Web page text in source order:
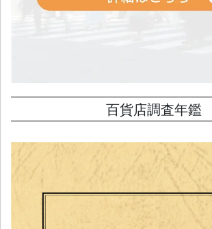
百貨店調査年鑑